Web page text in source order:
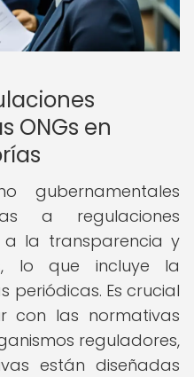
ONGs en
gubernamentales
a regulaciones
la transparencia y
lo que incluye la
periódicas. Es crucial
con las normativas
reguladores,
están diseñadas